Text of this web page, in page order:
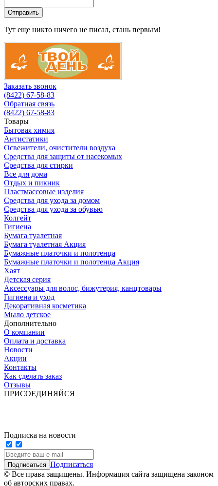
Тут еще никто ничего не писал, стань первым!
Заказать звонок
(8422) 67-58-83
Обратная связь
(8422) 67-58-83
Товары
Бытовая химия
Антистатики
Освежители, очистители воздуха
Средства для защиты от насекомых
Средства для стирки
Все для дома
Отдых и пикник
Пластмассовые изделия
Средства для ухода за домом
Средства для ухода за обувью
Колгейт
Гигиена
Бумага туалетная
Бумага туалетная Акция
Бумажные платочки и полотенца
Бумажные платочки и полотенца Акция
Хаят
Детская серия
Аксессуары для волос, бижутерия, канцтовары
Гигиена и уход
Декоративная косметика
Мыло детское
Дополнительно
О компании
Оплата и доставка
Новости
Акции
Контакты
Как сделать заказ
Отзывы
ПРИСОЕДИНЯЙСЯ
Подписка на новости
Подписаться
© Все права защищены. Информация сайта защищена законом
об авторских правах.